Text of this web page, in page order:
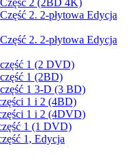
2 (2BD 4K)
2. 2-płytowa Edycja
2. 2-płytowa Edycja
1 (2 DVD)
1 (2BD)
1 3-D (3 BD)
1 i 2 (4BD)
1 i 2 (4DVD)
1 (1 DVD)
1, Edycja